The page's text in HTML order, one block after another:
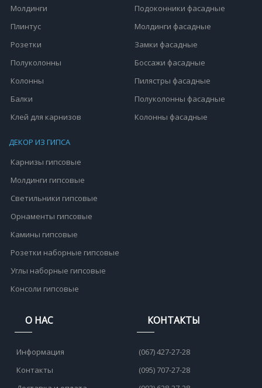
Молдинги
Плинтус
Розетки
Полуколонны
Колонны
Балки
Клей для карнизов
Подоконники фасадные
Молдинги фасадные
Замки фасадные
Боссажи фасадные
Пилястры фасадные
Полуколонны фасадные
Колонны фасадные
ДЕКОР ИЗ ГИПСА
Карнизы гипсовые
Молдинги гипсовые
Светильники гипсовые
Орнаменты гипсовые
Камины гипсовые
Розетки наборные гипсовые
Углы наборные гипсовые
Консоли гипсовые
О НАС
Информация
Контакты
КОНТАКТЫ
(067) 427-27-28
(095) 707-27-28